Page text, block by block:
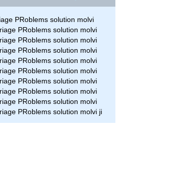
PRoblems solution molvi
PRoblems solution molvi
PRoblems solution molvi
PRoblems solution molvi
PRoblems solution molvi
PRoblems solution molvi
PRoblems solution molvi
PRoblems solution molvi
PRoblems solution molvi
PRoblems solution molvi ji